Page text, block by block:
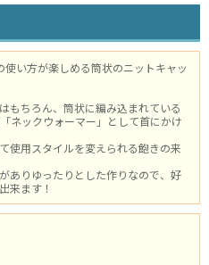
い方が楽しめる筒状のニットキャッ
もちろん、筒状に編み込まれている
ネックウォーマー」として首にかけ
使用スタイルを変えられる飽きの来
ありゆったりとした作りなので、好
来ます！